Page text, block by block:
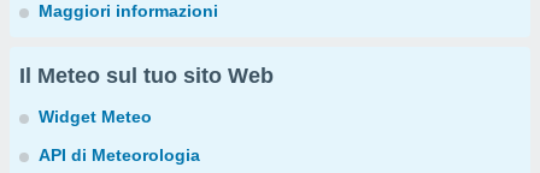
Maggiori informazioni
Il Meteo sul tuo sito Web
Widget Meteo
API di Meteorologia